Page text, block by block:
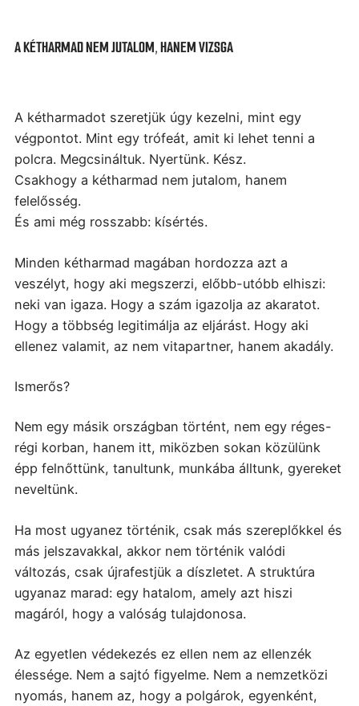
A KÉTHARMAD NEM JUTALOM, HANEM VIZSGA
A kétharmadot szeretjük úgy kezelni, mint egy
végpontot. Mint egy trófeát, amit ki lehet tenni a
polcra. Megcsináltuk. Nyertünk. Kész.
Csakhogy a kétharmad nem jutalom, hanem
felelősség.
És ami még rosszabb: kísértés.
Minden kétharmad magában hordozza azt a
veszélyt, hogy aki megszerzi, előbb-utóbb elhiszi:
neki van igaza. Hogy a szám igazolja az akaratot.
Hogy a többség legitimálja az eljárást. Hogy aki
ellenez valamit, az nem vitapartner, hanem akadály.
Ismerős?
Nem egy másik országban történt, nem egy réges-
régi korban, hanem itt, miközben sokan közülünk
épp felnőttünk, tanultunk, munkába álltunk, gyereket
neveltünk.
Ha most ugyanez történik, csak más szereplőkkel és
más jelszavakkal, akkor nem történik valódi
változás, csak újrafestjük a díszletet. A struktúra
ugyanaz marad: egy hatalom, amely azt hiszi
magáról, hogy a valóság tulajdonosa.
Az egyetlen védekezés ez ellen nem az ellenzék
élessége. Nem a sajtó figyelme. Nem a nemzetközi
nyomás, hanem az, hogy a polgárok, egyenként,